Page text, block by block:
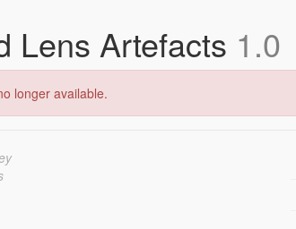
Lens Artefacts 1.0
longer available.